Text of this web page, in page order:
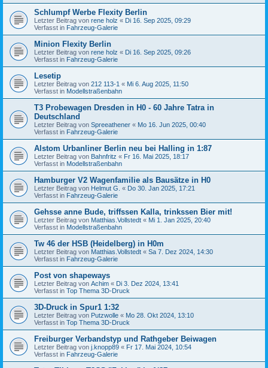
Schlumpf Werbe Flexity Berlin
Letzter Beitrag von rene holz « Di 16. Sep 2025, 09:29
Verfasst in Fahrzeug-Galerie
Minion Flexity Berlin
Letzter Beitrag von rene holz « Di 16. Sep 2025, 09:26
Verfasst in Fahrzeug-Galerie
Lesetip
Letzter Beitrag von 212 113-1 « Mi 6. Aug 2025, 11:50
Verfasst in Modellstraßenbahn
T3 Probewagen Dresden in H0 - 60 Jahre Tatra in
Deutschland
Letzter Beitrag von Spreeathener « Mo 16. Jun 2025, 00:40
Verfasst in Fahrzeug-Galerie
Alstom Urbanliner Berlin neu bei Halling in 1:87
Letzter Beitrag von Bahnfritz « Fr 16. Mai 2025, 18:17
Verfasst in Modellstraßenbahn
Hamburger V2 Wagenfamilie als Bausätze in H0
Letzter Beitrag von Helmut G. « Do 30. Jan 2025, 17:21
Verfasst in Fahrzeug-Galerie
Gehsse anne Bude, triffssen Kalla, trinkssen Bier mit!
Letzter Beitrag von Matthias.Vollstedt « Mi 1. Jan 2025, 20:40
Verfasst in Modellstraßenbahn
Tw 46 der HSB (Heidelberg) in H0m
Letzter Beitrag von Matthias.Vollstedt « Sa 7. Dez 2024, 14:30
Verfasst in Fahrzeug-Galerie
Post von shapeways
Letzter Beitrag von Achim « Di 3. Dez 2024, 13:41
Verfasst in Top Thema 3D-Druck
3D-Druck in Spur1 1:32
Letzter Beitrag von Putzwolle « Mo 28. Okt 2024, 13:10
Verfasst in Top Thema 3D-Druck
Freiburger Verbandstyp und Rathgeber Beiwagen
Letzter Beitrag von j.knopp89 « Fr 17. Mai 2024, 10:54
Verfasst in Fahrzeug-Galerie